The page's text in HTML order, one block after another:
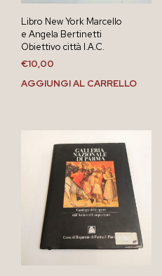
Libro New York Marcello
e Angela Bertinetti
Obiettivo città I.A.C.
€10,00
AGGIUNGI AL CARRELLO